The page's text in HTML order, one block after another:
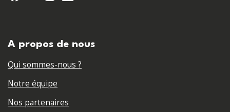
A propos de nous
Qui sommes-nous ?
Notre équipe
Nos partenaires